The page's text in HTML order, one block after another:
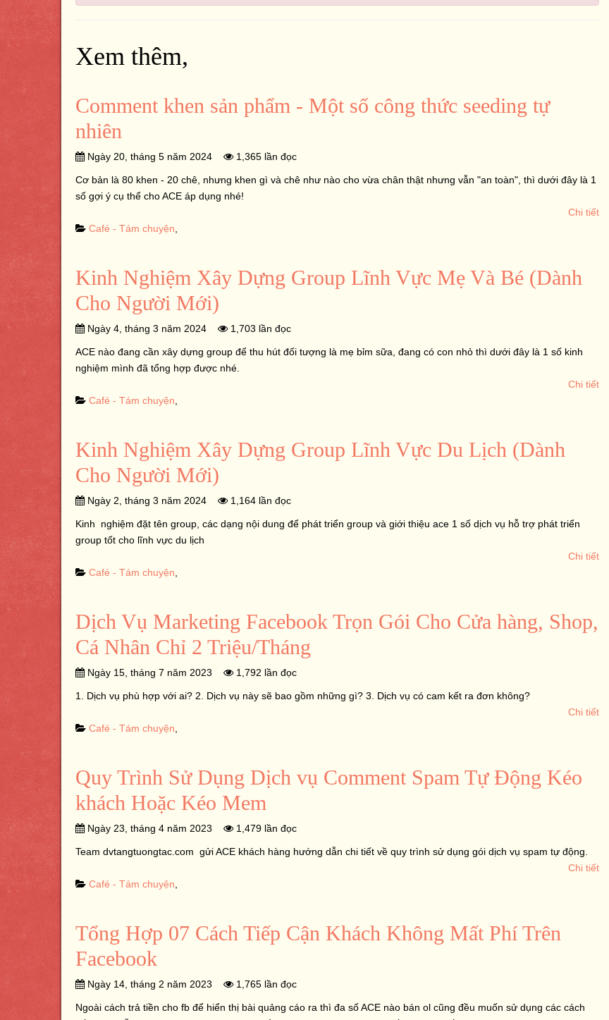
Xem thêm,
Comment khen sản phẩm - Một số công thức seeding tự
nhiên
Ngày 20, tháng 5 năm 2024 1,365 lần đọc
Cơ bản là 80 khen - 20 chê, nhưng khen gì và chê như nào cho vừa chân thật nhưng vẫn "an toàn", thì dưới đây là 1
số gợi ý cụ thể cho ACE áp dụng nhé!
Chi tiết
Café - Tám chuyện
Kinh Nghiệm Xây Dựng Group Lĩnh Vực Mẹ Và Bé (Dành
Cho Người Mới)
Ngày 4, tháng 3 năm 2024 1,703 lần đọc
ACE nào đang cần xây dựng group để thu hút đối tượng là mẹ bỉm sữa, đang có con nhỏ thì dưới đây là 1 số kinh
nghiệm mình đã tổng hợp được nhé.
Chi tiết
Café - Tám chuyện
Kinh Nghiệm Xây Dựng Group Lĩnh Vực Du Lịch (Dành
Cho Người Mới)
Ngày 2, tháng 3 năm 2024 1,164 lần đọc
Kinh nghiệm đặt tên group, các dạng nội dung để phát triển group và giới thiệu ace 1 số dịch vụ hỗ trợ phát triển
group tốt cho lĩnh vực du lịch
Chi tiết
Café - Tám chuyện
Dịch Vụ Marketing Facebook Trọn Gói Cho Cửa hàng, Shop,
Cá Nhân Chỉ 2 Triệu/Tháng
Ngày 15, tháng 7 năm 2023 1,792 lần đọc
1. Dịch vụ phù hợp với ai? 2. Dịch vụ này sẽ bao gồm những gì? 3. Dịch vụ có cam kết ra đơn không?
Chi tiết
Café - Tám chuyện
Quy Trình Sử Dụng Dịch vụ Comment Spam Tự Động Kéo
khách Hoặc Kéo Mem
Ngày 23, tháng 4 năm 2023 1,479 lần đọc
Team dvtangtuongtac.com gửi ACE khách hàng hướng dẫn chi tiết về quy trình sử dụng gói dịch vụ spam tự động.
Chi tiết
Café - Tám chuyện
Tổng Hợp 07 Cách Tiếp Cận Khách Không Mất Phí Trên
Facebook
Ngày 14, tháng 2 năm 2023 1,765 lần đọc
Ngoài cách trả tiền cho fb để hiển thị bài quảng cáo ra thì đa số ACE nào bán ol cũng đều muốn sử dụng các cách